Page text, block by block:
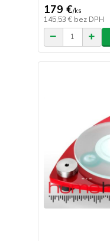
179 €/ks
145,53 € bez DPH